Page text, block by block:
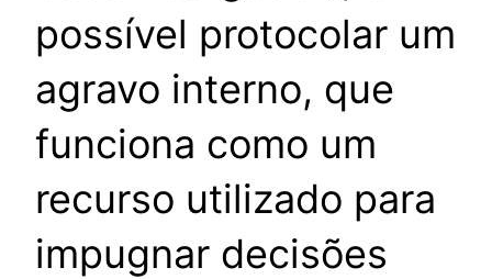
possível protocolar um
agravo interno, que
funciona como um
recurso utilizado para
impugnar decisões